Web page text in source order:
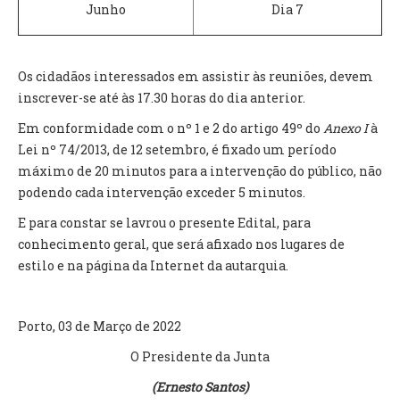
SECRETARIA
CANÍDEOS
EMPREGO (GIP)
O GABINETE
APOIO ÀS EMPRESAS
CONTACTO E HORÁRIO GIP
Junho Dia 7
Os cidadãos interessados em assistir às reuniões, devem
inscrever-se até às 17.30 horas do dia anterior.
Em conformidade com o nº 1 e 2 do artigo 49º do Anexo Ià
Lei nº 74/2013, de 12 setembro, é fixado um período
máximo de 20 minutos para a intervenção do público, não
podendo cada intervenção exceder 5 minutos.
E para constar se lavrou o presente Edital, para
conhecimento geral, que será afixado nos lugares de
estilo e na página da Internet da autarquia.
Porto, 03 de Março de 2022
O Presidente da Junta
(Ernesto Santos)